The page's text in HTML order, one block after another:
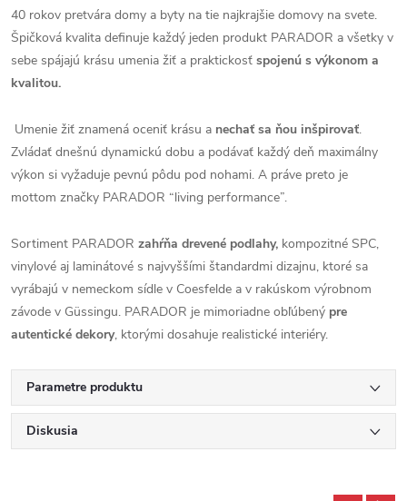
40 rokov pretvára domy a byty na tie najkrajšie domovy na svete.
Špičková kvalita definuje každý jeden produkt PARADOR a všetky v
sebe spájajú krásu umenia žiť a praktickosť spojenú s výkonom a
kvalitou.
Umenie žiť znamená oceniť krásu a nechať sa ňou inšpirovať.
Zvládať dnešnú dynamickú dobu a podávať každý deň maximálny
výkon si vyžaduje pevnú pôdu pod nohami. A práve preto je
mottom značky PARADOR “living performance”.
Sortiment PARADOR zahŕňa drevené podlahy, kompozitné SPC,
vinylové aj laminátové s najvyššími štandardmi dizajnu, ktoré sa
vyrábajú v nemeckom sídle v Coesfelde a v rakúskom výrobnom
závode v Güssingu. PARADOR je mimoriadne obľúbený pre
autentické dekory, ktorými dosahuje realistické interiéry.
Parametre produktu
Diskusia